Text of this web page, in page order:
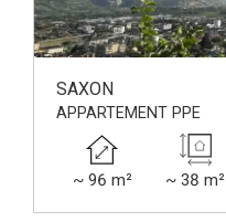
SAXON
APPARTEMENT PPE
~ 96 m² ~ 38 m²